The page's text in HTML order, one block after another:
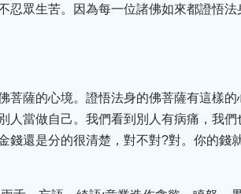
忍眾生苦。因為每一位諸佛如來都證悟法
薩的心境。證悟法身的佛菩薩有這樣的
人當做自己。我們看到別人有病痛，我們
錢還是分的很清楚，對不對?對。你的錢